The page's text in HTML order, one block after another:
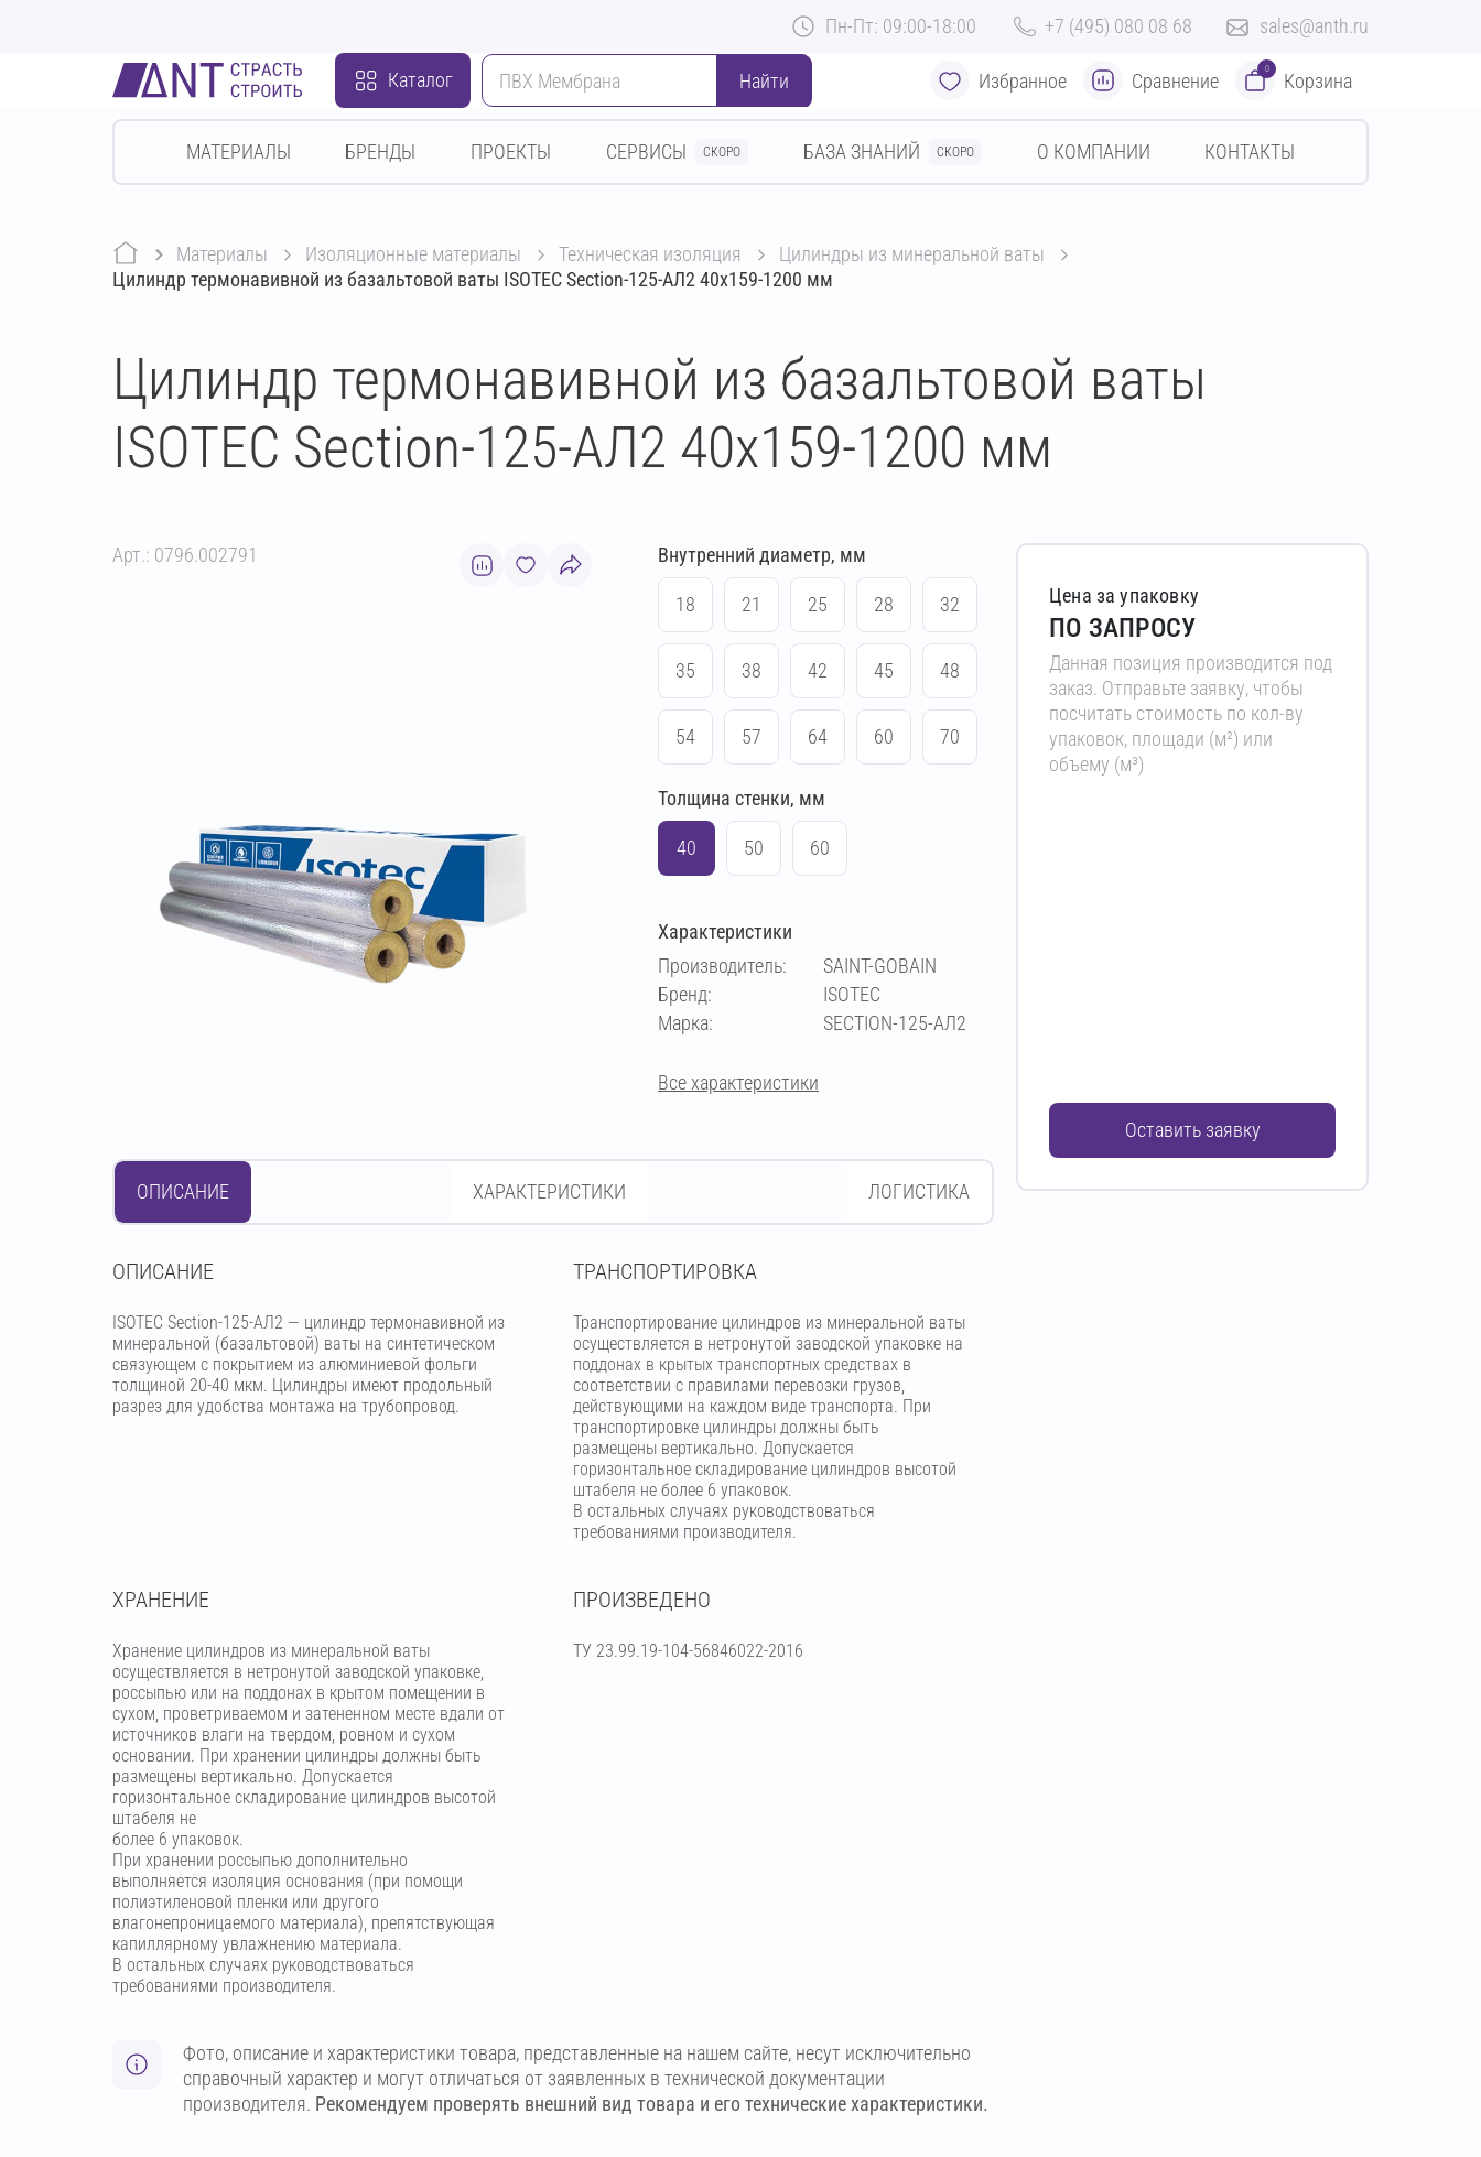
Пн-Пт: 09:00-18:00 +7 (495) 080 08 68 sales@anth.ru
Каталог Найти Избранное Сравнение
0
Корзина
МАТЕРИАЛЫ БРЕНДЫ ПРОЕКТЫ СЕРВИСЫ СКОРО БАЗА ЗНАНИЙ СКОРО О КОМПАНИИ КОНТАКТЫ
Материалы изоляционные материалы техническая изоляция
цилиндры из минеральной ваты
Цилиндр термонавивной из базальтовой ваты ISOTEC Section-125-АЛ2 40х159-1200 мм
Цилиндр термонавивной из базальтовой ваты
ISOTEC Section-125-АЛ2 40х159-1200 мм
Арт.: 0796.002791 Внутренний диаметр, мм
18 21 25 28 32
35 38 42 45 48
54 57 64 60 70
76 83 89
114 133
159 169
273
Толщина стенки, мм
40 50 60
Характеристики
Производитель:
SAINT-GOBAIN
Бренд:
ISOTEC
Марка:
SECTION-125-АЛ2
Все характеристики
ОПИСАНИЕ ХАРАКТЕРИСТИКИ ЛОГИСТИКА
OПИСАНИЕ
ISOTEC Section-125-АЛ2 — цилиндр термонавивной из
минеральной (базальтовой) ваты на синтетическом
связующем с покрытием из алюминиевой фольги
толщиной 20-40 мкм. Цилиндры имеют продольный
разрез для удобства монтажа на трубопровод.
ТРАНСПОРТИРОВКА
Транспортирование цилиндров из минеральной ваты
осуществляется в нетронутой заводской упаковке на
поддонах в крытых транспортных средствах в
соответствии с правилами перевозки грузов,
действующими на каждом виде транспорта. При
транспортировке цилиндры должны быть
размещены вертикально. Допускается
горизонтальное складирование цилиндров высотой
штабеля не более 6 упаковок.
В остальных случаях руководствоваться
требованиями производителя.
ХРАНЕНИЕ
Хранение цилиндров из минеральной ваты
осуществляется в нетронутой заводской упаковке,
россыпью или на поддонах в крытом помещении в
сухом, проветриваемом и затененном месте вдали от
источников влаги на твердом, ровном и сухом
основании. При хранении цилиндры должны быть
размещены вертикально. Допускается
горизонтальное складирование цилиндров высотой
штабеля не
более 6 упаковок.
При хранении россыпью дополнительно
выполняется изоляция основания (при помощи
полиэтиленовой пленки или другого
влагонепроницаемого материала), препятствующая
капиллярному увлажнению материала.
В остальных случаях руководствоваться
требованиями производителя.
ПРОИЗВЕДЕНО
ТУ 23.99.19-104-56846022-2016
Фото, описание и характеристики товара, представленные на нашем сайте, несут исключительно
справочный характер и могут отличаться от заявленных в технической документации
производителя. Рекомендуем проверять внешний вид товара и его технические характеристики.
Цена за упаковку
ПО ЗАПРОСУ
Данная позиция производится под
заказ. Отправьте заявку, чтобы
посчитать стоимость по кол-ву
упаковок, площади (м²) или
объему (м³)
Оставить заявку